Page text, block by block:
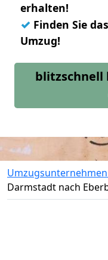
erhalten!
✓ Finden Sie
Umzug!
blitzschnell
Darmstadt nach